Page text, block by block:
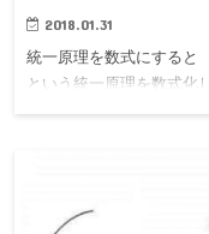
2018.01.31
統一原理を数式にすると
という統一原理を数式化